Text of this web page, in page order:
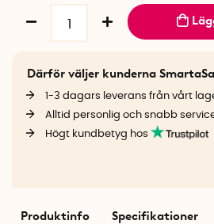
Därför väljer kunderna
1-3 dagars leverans från vårt
Alltid personlig och snabb
Högt kundbetyg hos
Produktinfo Specifikationer